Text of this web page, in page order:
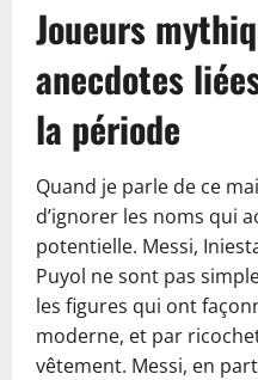
Joueurs
anecdotes
la période
Quand je parle de ce
d’ignorer les noms qui
potentielle. Messi,
Puyol ne sont pas
les figures qui ont
moderne, et par
vêtement. Messi, en